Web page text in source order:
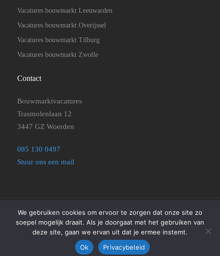
Vacatures bouwmarkt Leeuwarden
Vacatures bouwmarkt Overijssel
Vacatures bouwmarkt Tilburg
Vacatures bouwmarkt Zwolle
Contact
Bouwmarktvacatures
Trasmolenlaan 12
3447 GZ Woerden
085 130 0497
Stuur ons een mail
©2025 Bouwmarktvacatures|Disclaimer, Privacyverklaring en
Algemene Voorwaarden |Cookie beleid
We gebruiken cookies om ervoor te zorgen dat onze site zo
soepel mogelijk draait. Als je doorgaat met het gebruiken van
deze site, gaan we ervan uit dat je ermee instemt.
Ok
Privacybeleid